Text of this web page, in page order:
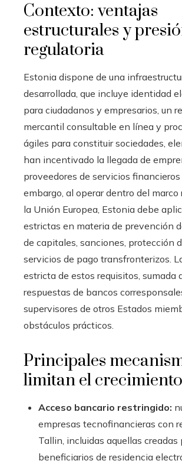
Contexto: ventajas
estructurales y
regulatoria
Estonia dispone de una
desarrollada, que incluye identidad
para ciudadanos y empresarios, un
mercantil consultable en línea y
ágiles para constituir sociedades,
han incentivado la llegada de
proveedores de servicios
embargo, al operar dentro del marco
la Unión Europea, Estonia debe
estrictas en materia de prevención
de capitales, sanciones, protección
servicios de pago transfronterizos.
estricta de estos requisitos, sumada
respuestas de bancos
supervisores de otros Estados
obstáculos prácticos.
Principales
limitan el crecimiento
Acceso bancario restringido:
empresas tecnofinancieras con
Tallin, incluidas aquellas creadas
beneficiarios de residencia